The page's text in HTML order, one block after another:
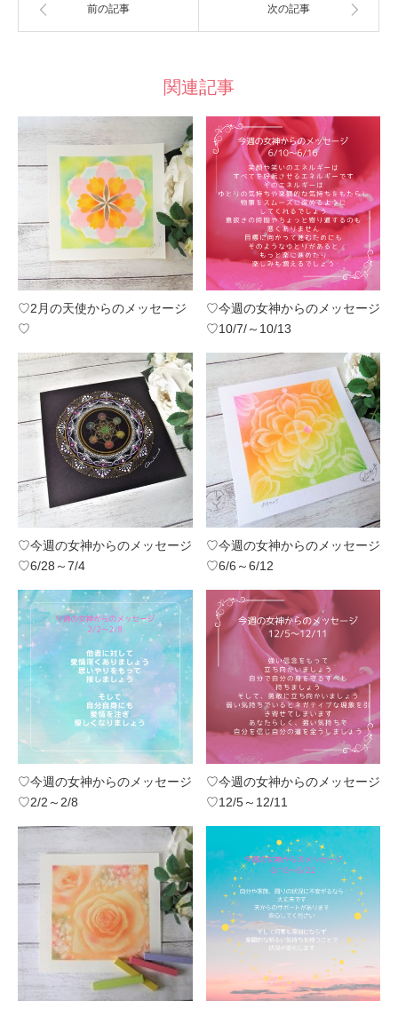
前の記事 次の記事
関連記事
♡2月の天使からのメッセージ
♡
♡今週の女神からのメッセージ
♡10/7/～10/13
♡今週の女神からのメッセージ
♡6/28～7/4
♡今週の女神からのメッセージ
♡6/6～6/12
♡今週の女神からのメッセージ
♡2/2～2/8
♡今週の女神からのメッセージ
♡12/5～12/11